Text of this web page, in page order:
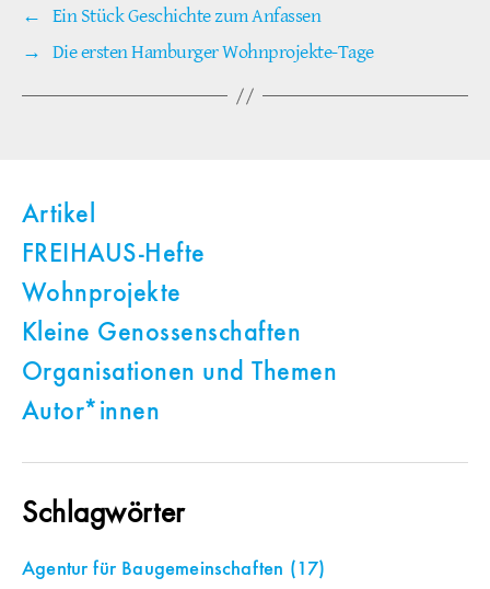
← Ein Stück Geschichte zum Anfassen
→ Die ersten Hamburger Wohnprojekte-Tage
Artikel
FREIHAUS-Hefte
Wohnprojekte
Kleine Genossenschaften
Organisationen und Themen
Autor*innen
Schlagwörter
Agentur für Baugemeinschaften (17)